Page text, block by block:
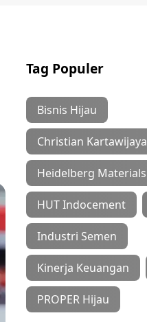
Tag Populer
Bisnis Hijau
Christian Kartawijaya
Heidelberg Materials
HUT Indocement
Industri Semen
Kinerja Keuangan
PROPER Hijau